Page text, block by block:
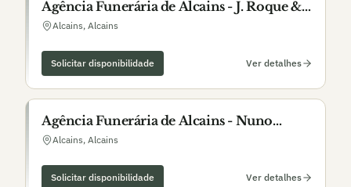
Agência Funerária de Alcains - J. Roque &
Filhos, Lda.
Alcains, Alcains
Solicitar disponibilidade Ver detalhes
Agência Funerária de Alcains - Nuno
Moreira
Alcains, Alcains
Solicitar disponibilidade Ver detalhes